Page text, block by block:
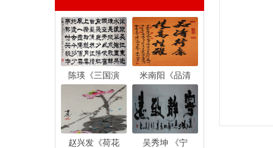
陈瑛《三国演 米南阳《品清
赵兴发《荷花 吴秀坤 《宁